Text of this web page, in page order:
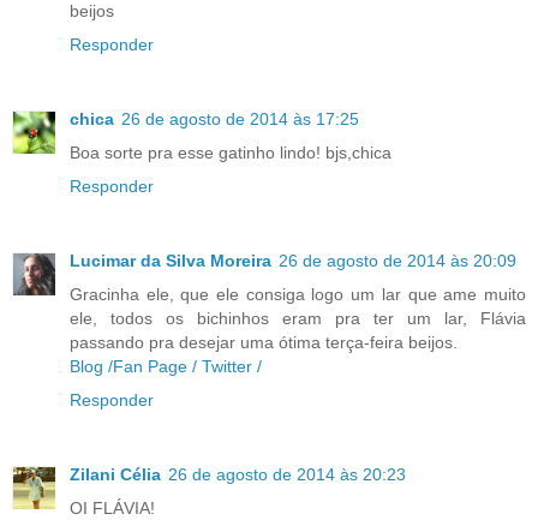
beijos
Responder
chica 26 de agosto de 2014 às 17:25
Boa sorte pra esse gatinho lindo! bjs,chica
Responder
Lucimar da Silva Moreira 26 de agosto de 2014 às 20:09
Gracinha ele, que ele consiga logo um lar que ame muito
ele, todos os bichinhos eram pra ter um lar, Flávia
passando pra desejar uma ótima terça-feira beijos.
Blog /Fan Page / Twitter /
Responder
Zilani Célia 26 de agosto de 2014 às 20:23
OI FLÁVIA!